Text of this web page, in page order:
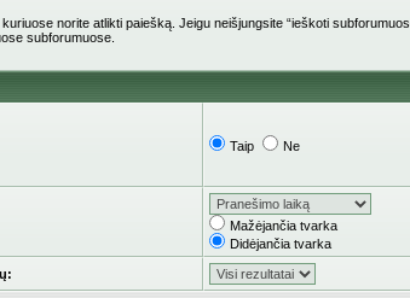
norite atlikti paiešką. Jeigu neišjungsite “ieškoti
subforumuose.
Taip Ne
Mažėjančia tvarka
Didėjančia tvarka